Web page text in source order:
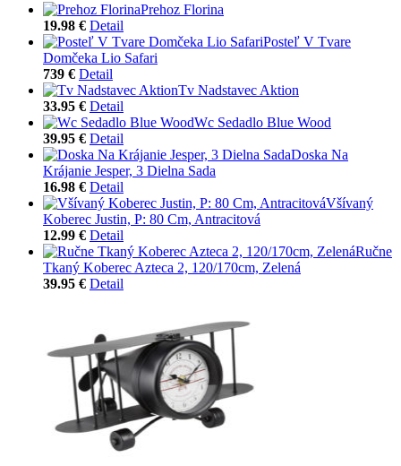
Prehoz Florina
19.98 € Detail
Posteľ V Tvare
Domčeka Lio Safari
739 € Detail
Tv Nadstavec Aktion
33.95 € Detail
Wc Sedadlo Blue Wood
39.95 € Detail
Doska Na
Krájanie Jesper, 3 Dielna Sada
16.98 € Detail
Všívaný
Koberec Justin, P: 80 Cm, Antracitová
12.99 € Detail
Ručne
Tkaný Koberec Azteca 2, 120/170cm, Zelená
39.95 € Detail